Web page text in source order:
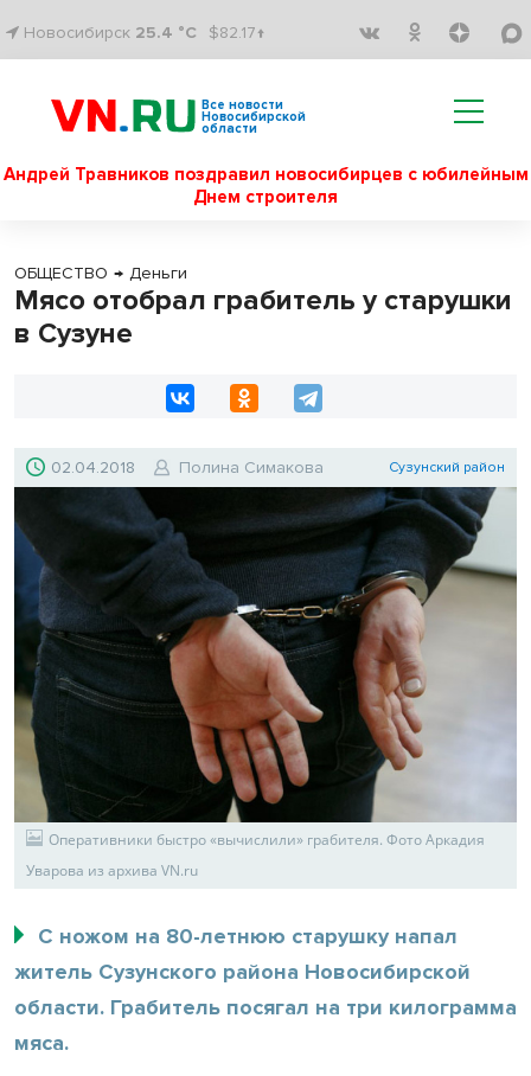
Новосибирск 25.4 °C $82.17↑
Все новости
Новосибирской
области
Андрей Травников поздравил новосибирцев с юбилейным
Днем строителя
ОБЩЕСТВО → Деньги
Мясо отобрал грабитель у старушки
в Сузуне
02.04.2018 Полина Симакова Сузунский район
Оперативники быстро «вычислили» грабителя. Фото Аркадия
Уварова из архива VN.ru
С ножом на 80-летнюю старушку напал
житель Сузунского района Новосибирской
области. Грабитель посягал на три килограмма
мяса.